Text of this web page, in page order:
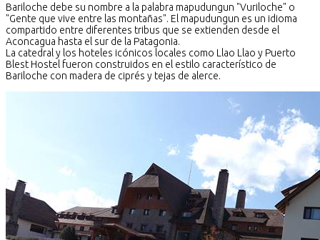
Bariloche debe su nombre a la palabra mapudungun "Vuriloche" o
"Gente que vive entre las montañas". El mapudungun es un idioma
compartido entre diferentes tribus que se extienden desde el
Aconcagua hasta el sur de la Patagonia.
La catedral y los hoteles icónicos locales como Llao Llao y Puerto
Blest Hostel fueron construidos en el estilo característico de
Bariloche con madera de ciprés y tejas de alerce.